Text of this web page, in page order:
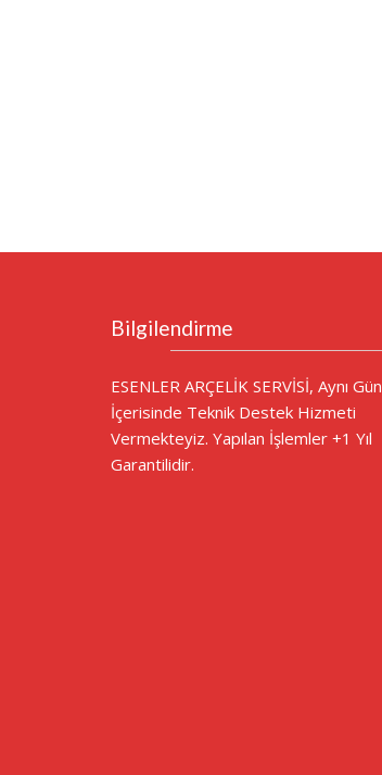
Bilgilendirme
ESENLER ARÇELİK SERVİSİ, Aynı Gün
İçerisinde Teknik Destek Hizmeti
Vermekteyiz. Yapılan İşlemler +1 Yıl
Garantilidir.